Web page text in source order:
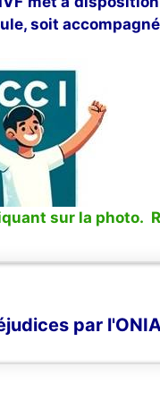
soit
sur la photo.
par